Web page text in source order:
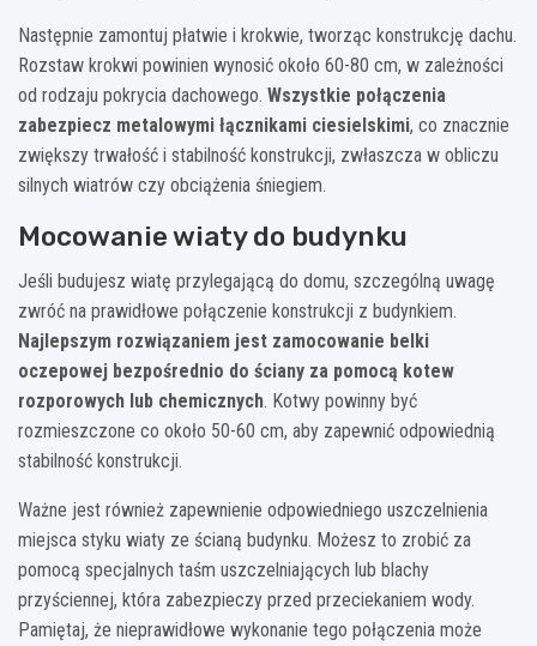
Następnie zamontuj płatwie i krokwie, tworząc konstrukcję dachu.
Rozstaw krokwi powinien wynosić około 60-80 cm, w zależności
od rodzaju pokrycia dachowego. Wszystkie połączenia
zabezpiecz metalowymi łącznikami ciesielskimi, co znacznie
zwiększy trwałość i stabilność konstrukcji, zwłaszcza w obliczu
silnych wiatrów czy obciążenia śniegiem.
Mocowanie wiaty do budynku
Jeśli budujesz wiatę przylegającą do domu, szczególną uwagę
zwróć na prawidłowe połączenie konstrukcji z budynkiem.
Najlepszym rozwiązaniem jest zamocowanie belki
oczepowej bezpośrednio do ściany za pomocą kotew
rozporowych lub chemicznych. Kotwy powinny być
rozmieszczone co około 50-60 cm, aby zapewnić odpowiednią
stabilność konstrukcji.
Ważne jest również zapewnienie odpowiedniego uszczelnienia
miejsca styku wiaty ze ścianą budynku. Możesz to zrobić za
pomocą specjalnych taśm uszczelniających lub blachy
przyściennej, która zabezpieczy przed przeciekaniem wody.
Pamiętaj, że nieprawidłowe wykonanie tego połączenia może